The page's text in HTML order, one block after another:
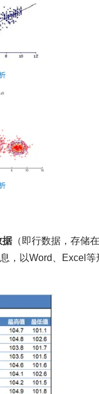
据（即行数据，存储在
，以Word、Excel等